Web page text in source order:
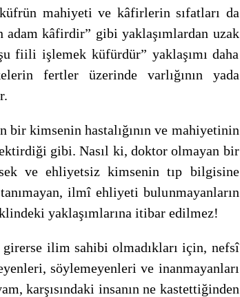
mahiyeti ve kâfirlerin sıfatları da
adam kâfirdir” gibi yaklaşımlardan uzak
fiili işlemek küfürdür” yaklaşımı daha
fertler üzerinde varlığının yada
bir kimsenin hastalığının ve mahiyetinin
gibi. Nasıl ki, doktor olmayan bir
ve ehliyetsiz kimsenin tıp bilgisine
ilmî ehliyeti bulunmayanların
yaklaşımlarına itibar edilmez!
ilim sahibi olmadıkları için, nefsî
söylemeyenleri ve inanmayanları
karşısındaki insanın ne kastettiğinden